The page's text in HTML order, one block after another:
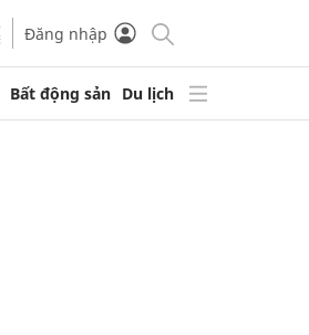
Đăng nhập
Bất động sản Du lịch